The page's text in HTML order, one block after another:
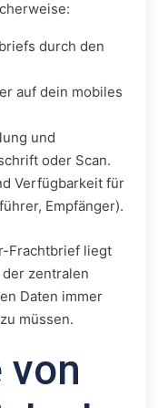
durch den
auf dein mobiles
und
oder Scan.
Verfügbarkeit für
Empfänger).
Frachtbrief liegt
zentralen
Daten immer
müssen.
von